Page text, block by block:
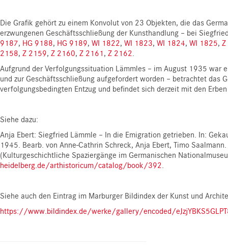
Die Grafik gehört zu einem Konvolut von 23 Objekten, die das
erzwungenen Geschäftsschließung der Kunsthandlung – bei
9187, HG 9188, HG 9189, WI 1822, WI 1823, WI 1824, WI 1825,
2158, Z 2159, Z 2160, Z 2161 , Z 2162
Aufgrund der Verfolgungssituation Lämmles – im August 1935 war
und zur Geschäftsschließung aufgefordert worden – betrachtet das
verfolgungsbedingten Entzug und befindet sich derzeit mit den
Siehe dazu:
Anja Ebert: Siegfried Lämmle – In die Emigration getrieben. In:
1945. Bearb. von Anne-Cathrin Schreck, Anja Ebert, Timo
(Kulturgeschichtliche Spaziergänge im Germanischen
heidelberg.de/arthistoricum/catalog/book/392
Siehe auch den Eintrag im Marburger Bildindex der Kunst und
https://www.bildindex.de/werke/gallery/encoded/